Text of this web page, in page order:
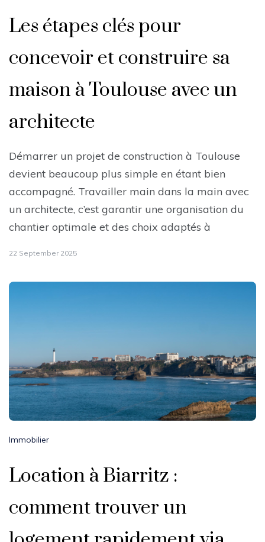
Les étapes clés pour
concevoir et construire sa
maison à Toulouse avec un
architecte
Démarrer un projet de construction à Toulouse
devient beaucoup plus simple en étant bien
accompagné. Travailler main dans la main avec
un architecte, c’est garantir une organisation du
chantier optimale et des choix adaptés à
22 September 2025
Immobilier
Location à Biarritz :
comment trouver un